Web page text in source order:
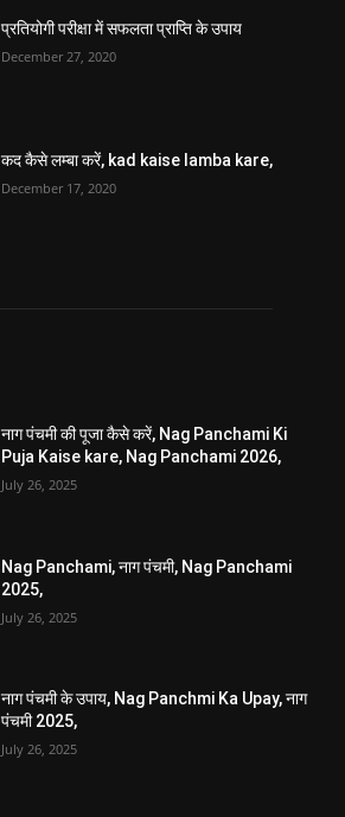
प्रतियोगी परीक्षा में सफलता प्राप्ति के उपाय
December 27, 2020
कद कैसे लम्बा करें, kad kaise lamba kare,
December 17, 2020
नाग पंचमी की पूजा कैसे करें, Nag Panchami Ki
Puja Kaise kare, Nag Panchami 2026,
July 26, 2025
Nag Panchami, नाग पंचमी, Nag Panchami
2025,
July 26, 2025
नाग पंचमी के उपाय, Nag Panchmi Ka Upay, नाग
पंचमी 2025,
July 26, 2025